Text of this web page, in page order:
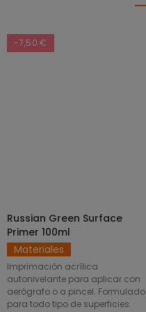
-7,50 €
AÑADIR AL CARRITO
Russian Green Surface
Primer 100ml
Materiales
Imprimación acrílica
autonivelante para aplicar con
aerógrafo o a pincel. Formulado
para todo tipo de superficies.